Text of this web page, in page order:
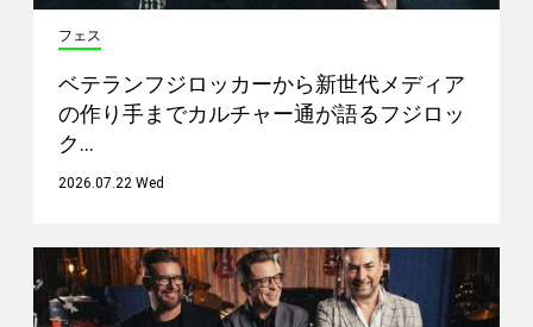
フェス
ベテランフジロッカーから新世代メディア
の作り手までカルチャー通が語るフジロッ
ク…
2026.07.22 Wed